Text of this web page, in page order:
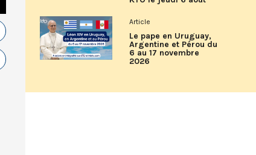
Article
Le pape en Uruguay,
Argentine et Pérou du
6 au 17 novembre
2026